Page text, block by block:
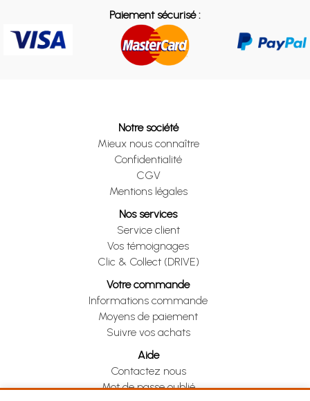
Paiement sécurisé :
Notre société
Mieux nous connaître
Confidentialité
CGV
Mentions légales
Nos services
Service client
Vos témoignages
Clic & Collect (DRIVE)
Votre commande
Informations commande
Moyens de paiement
Suivre vos achats
Aide
Contactez nous
Mot de passe oublié